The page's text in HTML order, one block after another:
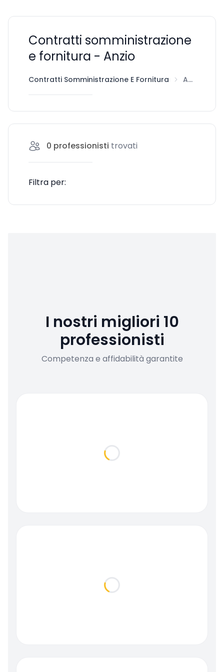
Contratti somministrazione
e fornitura - Anzio
Contratti Somministrazione E Fornitura Anzio
0 professionisti trovati
Filtra per:
I nostri migliori 10
professionisti
Competenza e affidabilità garantite
Loading...
Loading...